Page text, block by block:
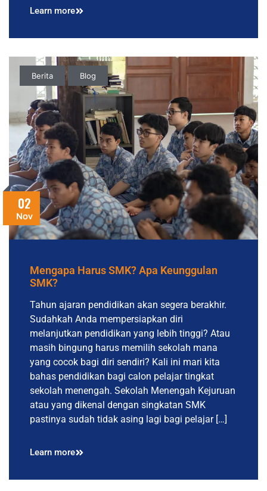
Learn more
02
Nov
Berita Blog
Mengapa Harus SMK? Apa Keunggulan
SMK?
Tahun ajaran pendidikan akan segera berakhir.
Sudahkah Anda mempersiapkan diri
melanjutkan pendidikan yang lebih tinggi? Atau
masih bingung harus memilih sekolah mana
yang cocok bagi diri sendiri? Kali ini mari kita
bahas pendidikan bagi calon pelajar tingkat
sekolah menengah. Sekolah Menengah Kejuruan
atau yang dikenal dengan singkatan SMK
pastinya sudah tidak asing lagi bagi pelajar […]
Learn more